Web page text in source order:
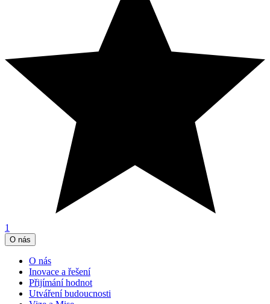
1
O nás
O nás
Inovace a řešení
Přijímání hodnot
Utváření budoucnosti